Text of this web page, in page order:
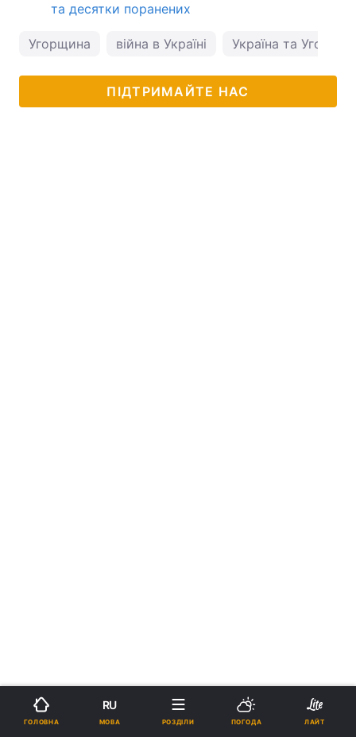
та десятки поранених
Угорщина війна в Україні Україна та
ПІДТРИМАЙТЕ НАС
ГОЛОВНА
RU
МОВА РОЗДІЛИ ПОГОДА ЛАЙТ